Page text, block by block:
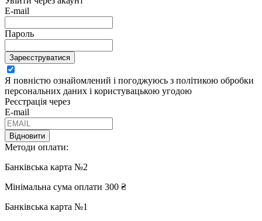
E-mail
Пароль
Зареєструватися
Я повністю ознайомлений і погоджуюсь з політикою обробки
персональних даних і користувацькою угодою
Реєстрація через
E-mail
Відновити
Методи оплати:
Банківська карта №2
Мінімальна сума оплати 300 ₴
Банківська карта №1